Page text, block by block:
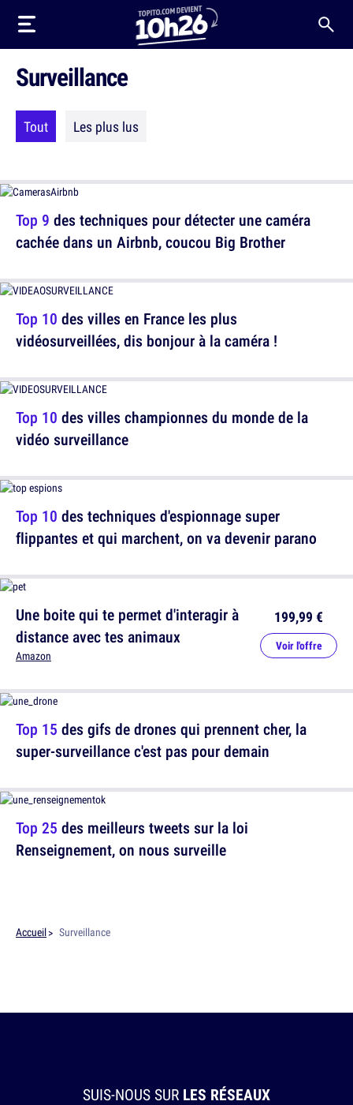
Surveillance
Tout Les plus lus
Top 9 des techniques pour détecter une caméra
cachée dans un Airbnb, coucou Big Brother
Top 10 des villes en France les plus
vidéosurveillées, dis bonjour à la caméra !
Top 10 des techniques d'espionnage super
flippantes et qui marchent, on va devenir parano
Top 15 des gifs de drones qui prennent cher, la
super-surveillance c'est pas pour demain
Top 10 des villes championnes du monde de la
vidéo surveillance
Une boite qui te permet d'interagir à
distance avec tes animaux
Amazon
199,99 €
Voir l'offre
Top 25 des meilleurs tweets sur la loi
Renseignement, on nous surveille
Accueil Surveillance
SUIS-NOUS SUR LES RÉSEAUX